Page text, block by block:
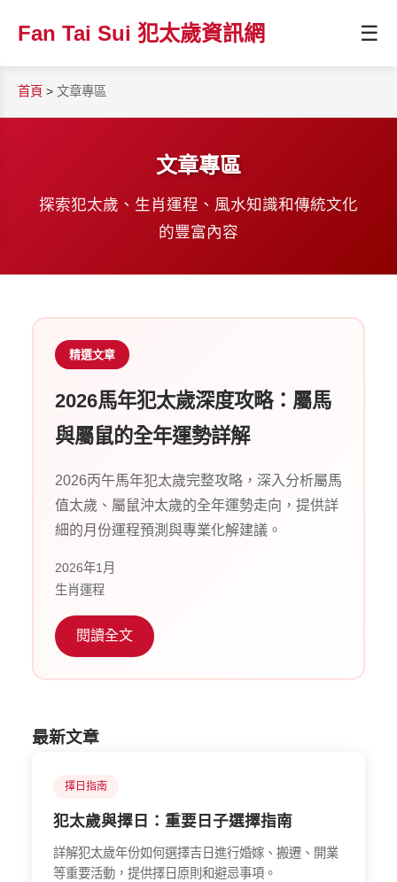
Fan Tai Sui 犯太歲資訊網 ☰
首頁 > 文章專區
文章專區
探索犯太歲、生肖運程、風水知識和傳統文化
的豐富內容
精選文章
2026馬年犯太歲深度攻略：屬馬
與屬鼠的全年運勢詳解
2026丙午馬年犯太歲完整攻略，深入分析屬馬
值太歲、屬鼠沖太歲的全年運勢走向，提供詳
細的月份運程預測與專業化解建議。
2026年1月
生肖運程
閱讀全文
最新文章
擇日指南
犯太歲與擇日：重要日子選擇指南
詳解犯太歲年份如何選擇吉日進行婚嫁、搬遷、開業
等重要活動，提供擇日原則和避忌事項。